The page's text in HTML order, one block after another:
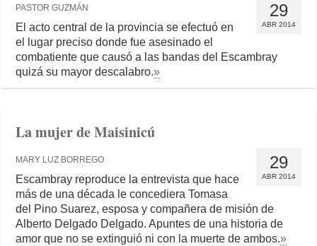
29
ABR 2014
PASTOR GUZMÁN
El acto central de la provincia se efectuó en
el lugar preciso donde fue asesinado el
combatiente que causó a las bandas del Escambray
quizá su mayor descalabro.»
La mujer de Maisinicú
29
ABR 2014
MARY LUZ BORREGO
Escambray reproduce la entrevista que hace
más de una década le concediera Tomasa
del Pino Suarez, esposa y compañera de misión de
Alberto Delgado Delgado. Apuntes de una historia de
amor que no se extinguió ni con la muerte de ambos.»